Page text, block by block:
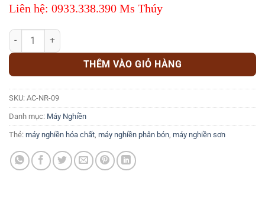
Liên hệ: 0933.338.390 Ms Thúy
Máy nghiền màu kết hợp hệ thống làm mát tự động AC-NR-09 số
THÊM VÀO GIỎ HÀNG
SKU: AC-NR-09
Danh mục: Máy Nghiền
Thẻ: máy nghiền hóa chất máy nghiền phân bón máy nghiền sơn